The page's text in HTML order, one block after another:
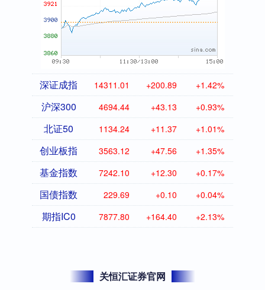
深证成指 14311.01 +200.89 +1.42%
沪深300 4694.44 +43.13 +0.93%
北证50 1134.24 +11.37 +1.01%
创业板指 3563.12 +47.56 +1.35%
基金指数 7242.10 +12.30 +0.17%
国债指数 229.69 +0.10 +0.04%
期指IC0 7877.80 +164.40 +2.13%
关恒汇证券官网